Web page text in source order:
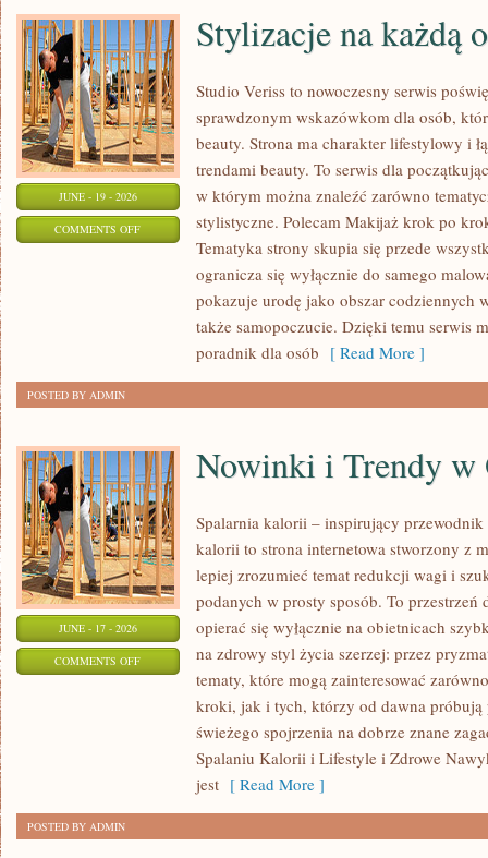
JUNE - 19 - 2026
COMMENTS OFFON
STYLIZACJE
Stylizacje na każdą
Studio Veriss to nowoczesny serwis
sprawdzonym wskazówkom dla osób,
beauty. Strona ma charakter lifestylowy i
trendami beauty. To serwis dla
w którym można znaleźć zarówno
stylistyczne. Polecam Makijaż krok po
Tematyka strony skupia się przede
ogranicza się wyłącznie do samego
pokazuje urodę jako obszar codziennych
także samopoczucie. Dzięki temu serwis
poradnik dla osób [ Read More ]
POSTED BY ADMIN
JUNE - 17 - 2026
COMMENTS OFFON
ODCHUDZANIU
Nowinki i Trendy w
Spalarnia kalorii – inspirujący
kalorii to strona internetowa stworzony z
lepiej zrozumieć temat redukcji wagi i
podanych w prosty sposób. To
opierać się wyłącznie na obietnicach
na zdrowy styl życia szerzej: przez
tematy, które mogą zainteresować
kroki, jak i tych, którzy od dawna
świeżego spojrzenia na dobrze znane
Spalaniu Kalorii i Lifestyle i Zdrowe
jest [ Read More ]
POSTED BY ADMIN